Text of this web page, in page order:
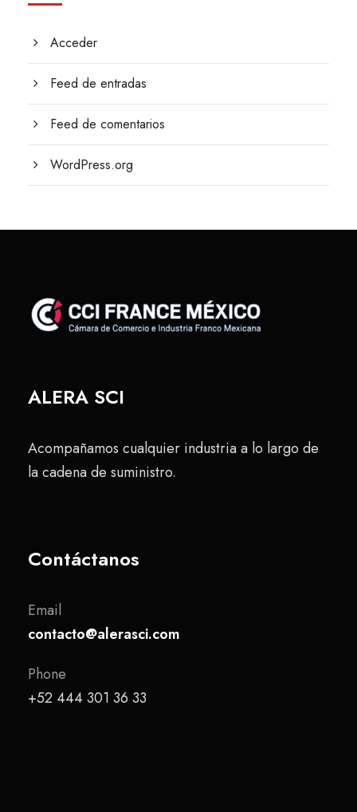
Acceder
Feed de entradas
Feed de comentarios
WordPress.org
ALERA SCI
Acompañamos cualquier industria a lo largo de
la cadena de suministro.
Contáctanos
Email
contacto@alerasci.com
Phone
+52 444 301 36 33